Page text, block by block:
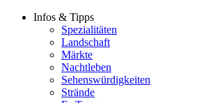
Infos & Tipps
Spezialitäten
Landschaft
Märkte
Nachtleben
Sehenswürdigkeiten
Strände